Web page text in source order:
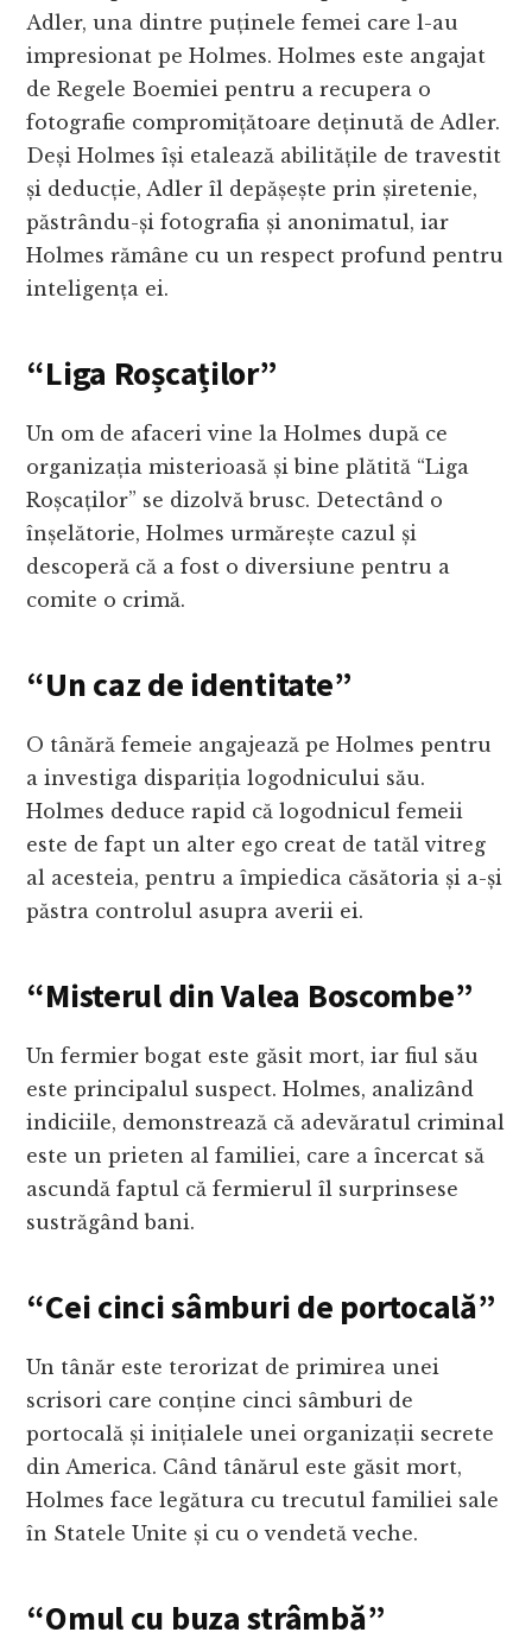
Adler, una dintre puținele femei care l-au
impresionat pe Holmes. Holmes este angajat
de Regele Boemiei pentru a recupera o
fotografie compromițătoare deținută de Adler.
Deși Holmes își etalează abilitățile de travestit
și deducție, Adler îl depășește prin șiretenie,
păstrându-și fotografia și anonimatul, iar
Holmes rămâne cu un respect profund pentru
inteligența ei.
“Liga Roșcaților”
Un om de afaceri vine la Holmes după ce
organizația misterioasă și bine plătită “Liga
Roșcaților” se dizolvă brusc. Detectând o
înșelătorie, Holmes urmărește cazul și
descoperă că a fost o diversiune pentru a
comite o crimă.
“Un caz de identitate”
O tânără femeie angajează pe Holmes pentru
a investiga dispariția logodnicului său.
Holmes deduce rapid că logodnicul femeii
este de fapt un alter ego creat de tatăl vitreg
al acesteia, pentru a împiedica căsătoria și a-și
păstra controlul asupra averii ei.
“Misterul din Valea Boscombe”
Un fermier bogat este găsit mort, iar fiul său
este principalul suspect. Holmes, analizând
indiciile, demonstrează că adevăratul criminal
este un prieten al familiei, care a încercat să
ascundă faptul că fermierul îl surprinsese
sustrăgând bani.
“Cei cinci sâmburi de portocală”
Un tânăr este terorizat de primirea unei
scrisori care conține cinci sâmburi de
portocală și inițialele unei organizații secrete
din America. Când tânărul este găsit mort,
Holmes face legătura cu trecutul familiei sale
în Statele Unite și cu o vendetă veche.
“Omul cu buza strâmbă”